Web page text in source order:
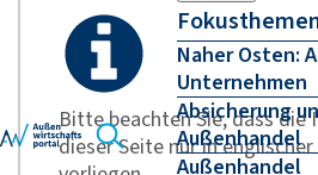
Naher Osten:
Unternehmen
Absicherung
Außenhandel
Außenhandel
Bitte beachten Sie, dass
dieser Seite nur in englischer